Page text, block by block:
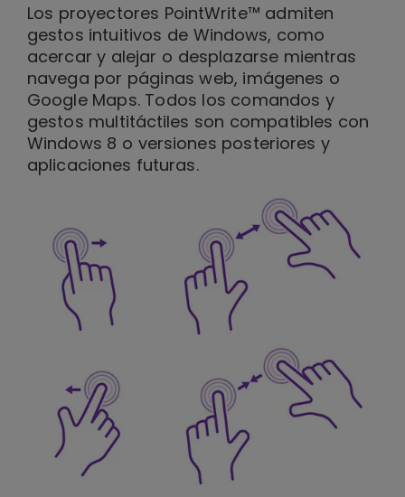
Los proyectores PointWrite™ admiten
gestos intuitivos de Windows, como
acercar y alejar o desplazarse mientras
navega por páginas web, imágenes o
Google Maps. Todos los comandos y
gestos multitáctiles son compatibles con
Windows 8 o versiones posteriores y
aplicaciones futuras.